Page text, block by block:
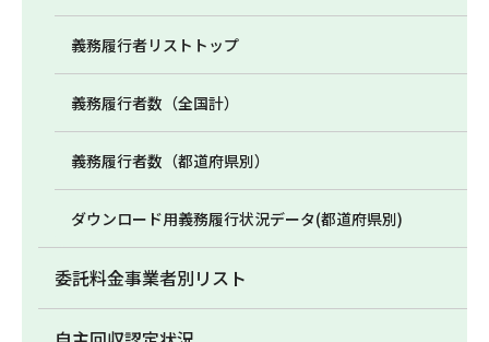
義務履行者リストトップ
義務履行者数（全国計）
義務履行者数（都道府県別）
ダウンロード用義務履行状況データ(都道府県別)
委託料金事業者別リスト